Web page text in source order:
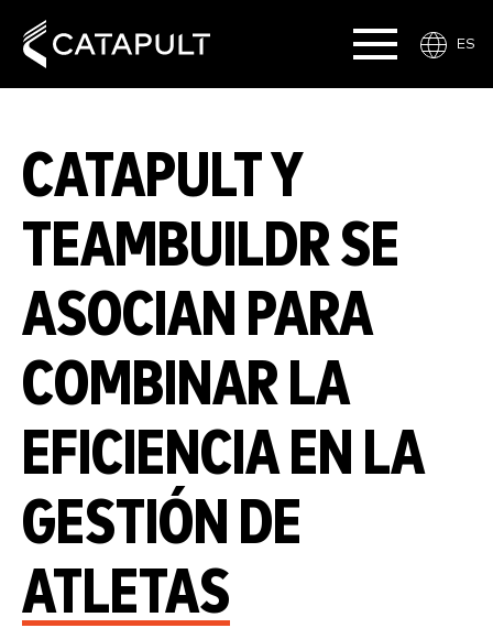
ES
CATAPULT Y
TEAMBUILDR SE
ASOCIAN PARA
COMBINAR LA
EFICIENCIA EN LA
GESTIÓN DE
ATLETAS